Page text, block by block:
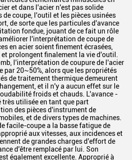
et dans l'acier n'est pas solide
coupe, l'outil et les pièces usinées
de sorte que les particules d'avance
fondue, jouant de ce fait un rôle
l'interprétation de coupe de
en acier soient finement écrasées,
prolongent finalement la vie d'outil.
l'interprétation de coupure de l'acier
par 20~50%, alors que les propriétés
de traitement thermique demeurent
et il n'y a aucun effet sur le
froids et chauds. L'avance -
très utilisée en tant que part
des pièces d'instrument de
et de divers types de machines.
facile-coupe a la basse fatigue de
aux vitesses, aux incidences et
de grandes charges d'effort de
d'être remplacé par lui. Son
également excellente. Approprié à